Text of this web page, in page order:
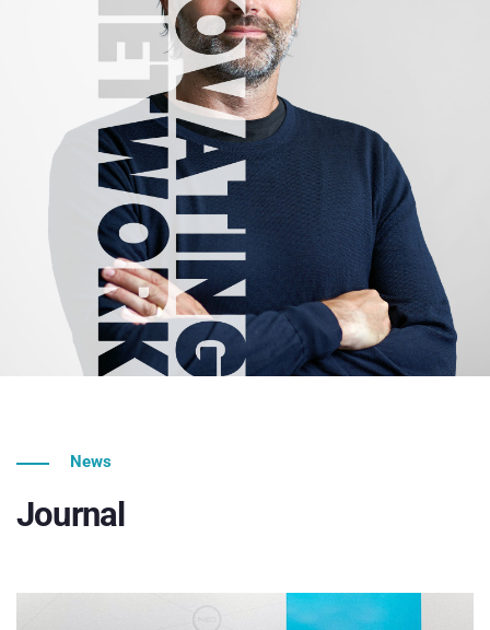
News
Journal